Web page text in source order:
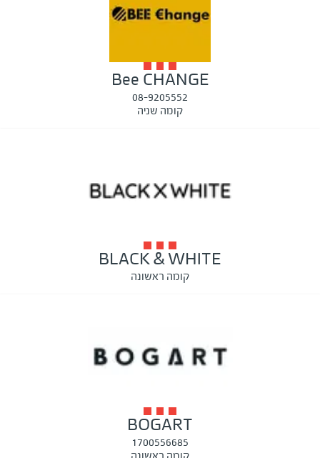
Bee CHANGE
08-9205552
קומה שניה
BLACK & WHITE
קומה ראשונה
BOGART
1700556685